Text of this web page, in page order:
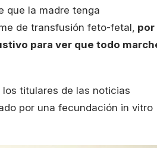
que la madre tenga
de transfusión feto-fetal, por
para ver que todo
titulares de las noticias
por una fecundación in vitro